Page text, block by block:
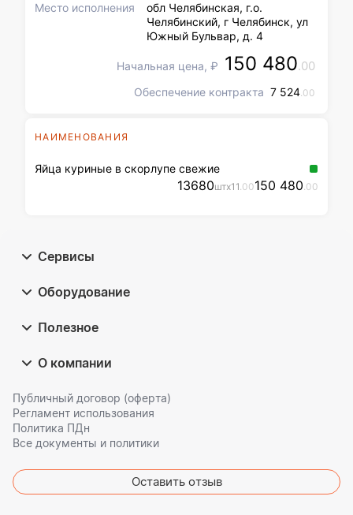
Место исполнения
обл Челябинская, г.о.
Челябинский, г Челябинск, ул
Южный Бульвар, д. 4
Начальная цена, ₽ 150 480.00
Обеспечение контракта 7 524.00
НАИМЕНОВАНИЯ
Яйца куриные в скорлупе свежие
13680штx11.00150 480.00
Сервисы
Оборудование
Полезное
О компании
Публичный договор (оферта)
Регламент использования
Политика ПДн
Все документы и политики
Оставить отзыв